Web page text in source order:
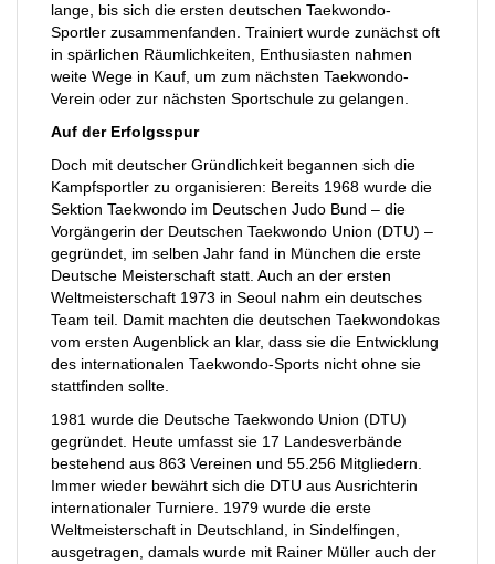
lange, bis sich die ersten deutschen Taekwondo-
Sportler zusammenfanden. Trainiert wurde zunächst oft
in spärlichen Räumlichkeiten, Enthusiasten nahmen
weite Wege in Kauf, um zum nächsten Taekwondo-
Verein oder zur nächsten Sportschule zu gelangen.
Auf der Erfolgsspur
Doch mit deutscher Gründlichkeit begannen sich die
Kampfsportler zu organisieren: Bereits 1968 wurde die
Sektion Taekwondo im Deutschen Judo Bund – die
Vorgängerin der Deutschen Taekwondo Union (DTU) –
gegründet, im selben Jahr fand in München die erste
Deutsche Meisterschaft statt. Auch an der ersten
Weltmeisterschaft 1973 in Seoul nahm ein deutsches
Team teil. Damit machten die deutschen Taekwondokas
vom ersten Augenblick an klar, dass sie die Entwicklung
des internationalen Taekwondo-Sports nicht ohne sie
stattfinden sollte.
1981 wurde die Deutsche Taekwondo Union (DTU)
gegründet. Heute umfasst sie 17 Landesverbände
bestehend aus 863 Vereinen und 55.256 Mitgliedern.
Immer wieder bewährt sich die DTU aus Ausrichterin
internationaler Turniere. 1979 wurde die erste
Weltmeisterschaft in Deutschland, in Sindelfingen,
ausgetragen, damals wurde mit Rainer Müller auch der